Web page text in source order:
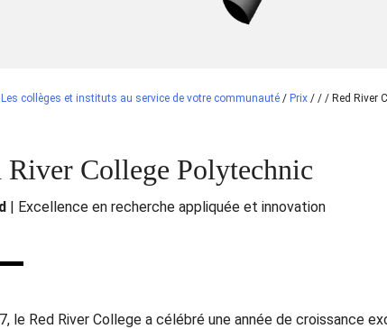
Les collèges et instituts au service de votre communauté / Prix / / / Red River
River College Polytechnic
| Excellence en recherche appliquée et innovation
le Red River College a célébré une année de croissance